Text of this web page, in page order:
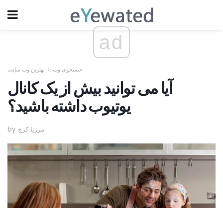
ad
جستجوی وب بهترین وب سایت
آیا می توانید بیش از یک کانال
یوتیوب داشته باشید؟
by مرزیا کرچ